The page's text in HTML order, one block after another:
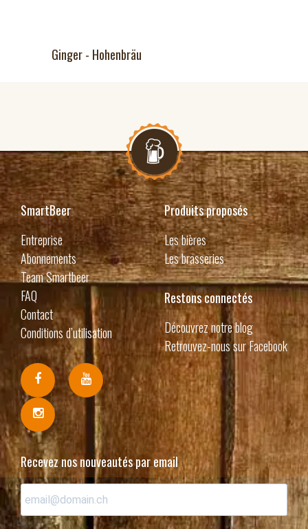
Ginger - Hohenbräu
SmartBeer
Entreprise
Abonnements
Team Smartbeer
FAQ
Contact
Conditions d’utilisation
Produits proposés
Les bières
Les brasseries
Restons connectés
Découvrez notre blog
Retrouvez-nous sur Facebook
Recevez nos nouveautés par email